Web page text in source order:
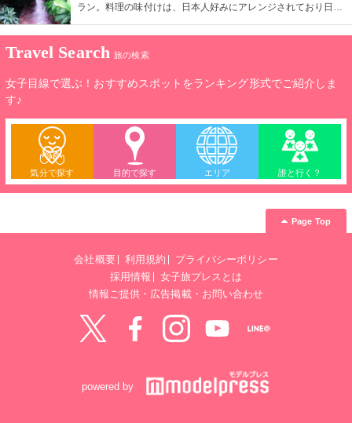
ラン。料理の味付けは、日本人好みにアレンジされており日本
Fはお洒落でセンスのいいタイを中心とした東南アジアの生活
雑貨やアンティーク家具を販売するショップ。
Travel Search 旅の検索
女子目線で選ぶ！おすすめスポットをランキング形式でご紹介しま
す♪
気分で探す 目的で探す エリア 誰と行く？
Page Top
会社概要 利用規約
プライバシーポリシー
採用情報
女子旅プレスとは
情報ご提供・広告掲載・お問い合わせ
powered by